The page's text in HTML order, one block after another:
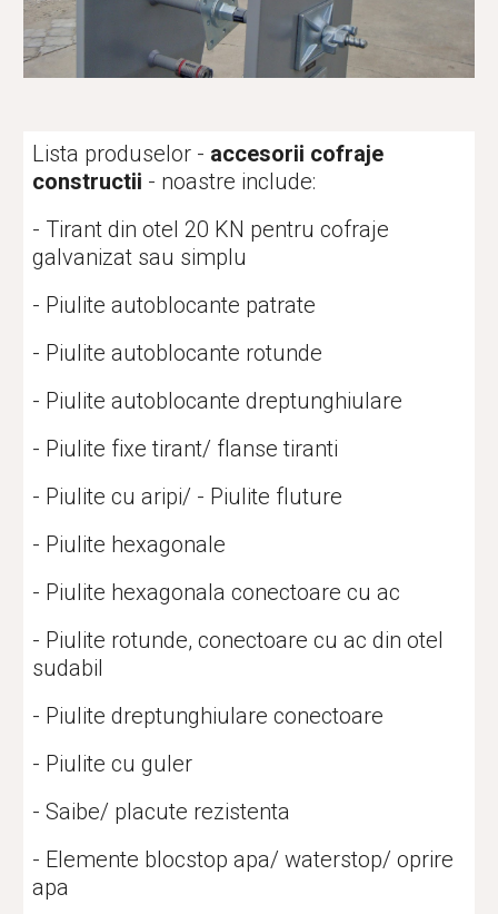
Lista produselor - accesorii cofraje
constructii - noastre include:
- Tirant din otel 20 KN pentru cofraje
galvanizat sau simplu
- Piulite autoblocante patrate
- Piulite autoblocante rotunde
- Piulite autoblocante dreptunghiulare
- Piulite fixe tirant/ flanse tiranti
- Piulite cu aripi/ - Piulite fluture
- Piulite hexagonale
- Piulite hexagonala conectoare cu ac
- Piulite rotunde, conectoare cu ac din otel
sudabil
- Piulite dreptunghiulare conectoare
- Piulite cu guler
- Saibe/ placute rezistenta
- Elemente blocstop apa/ waterstop/ oprire
apa